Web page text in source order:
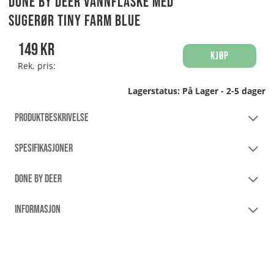
sugerør Tiny Farm Blue
149kr
Rek. pris:
Kjøp
Lagerstatus: På Lager - 2-5 dager
PRODUKTBESKRIVELSE
SPESIFIKASJONER
DONE BY DEER
INFORMASJON